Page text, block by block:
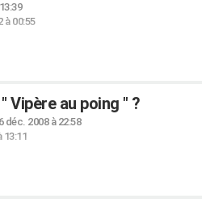
à 00:55
Vipère au poing " ?
déc. 2008 à 22:58
13:11